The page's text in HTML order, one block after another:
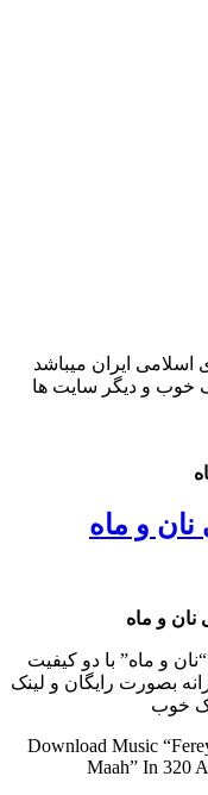
اسلامی ایران میباشد
خوب و دیگر سایت ها
نان و ماه
نان و ماه
و ماه” با دو کیفیت
با متن ترانه بصورت رایگان و لینک
خوب
Download Music
Maah” In 320